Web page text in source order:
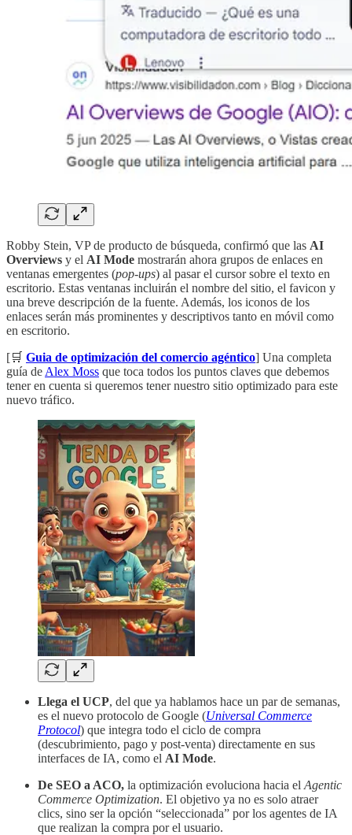
Robby Stein, VP de producto de búsqueda, confirmó que las AI
Overviews y el AI Mode mostrarán ahora grupos de enlaces en
ventanas emergentes (pop-ups) al pasar el cursor sobre el texto en
escritorio. Estas ventanas incluirán el nombre del sitio, el favicon y
una breve descripción de la fuente. Además, los iconos de los
enlaces serán más prominentes y descriptivos tanto en móvil como
en escritorio.
[🛒 Guia de optimización del comercio agéntico] Una completa
guía de Alex Moss que toca todos los puntos claves que debemos
tener en cuenta si queremos tener nuestro sitio optimizado para este
nuevo tráfico.
Llega el UCP, del que ya hablamos hace un par de semanas,
es el nuevo protocolo de Google (Universal Commerce
Protocol) que integra todo el ciclo de compra
(descubrimiento, pago y post-venta) directamente en sus
interfaces de IA, como el AI Mode.
De SEO a ACO, la optimización evoluciona hacia el Agentic
Commerce Optimization. El objetivo ya no es solo atraer
clics, sino ser la opción “seleccionada” por los agentes de IA
que realizan la compra por el usuario.